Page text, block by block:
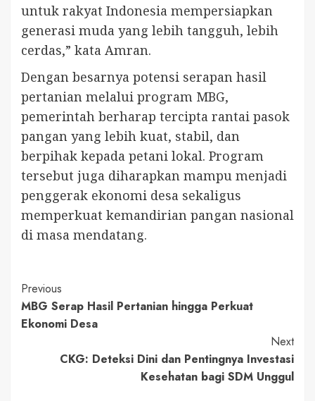
untuk rakyat Indonesia mempersiapkan
generasi muda yang lebih tangguh, lebih
cerdas,” kata Amran.
Dengan besarnya potensi serapan hasil
pertanian melalui program MBG,
pemerintah berharap tercipta rantai pasok
pangan yang lebih kuat, stabil, dan
berpihak kepada petani lokal. Program
tersebut juga diharapkan mampu menjadi
penggerak ekonomi desa sekaligus
memperkuat kemandirian pangan nasional
di masa mendatang.
Continue
Reading
Previous
MBG Serap Hasil Pertanian hingga Perkuat
Ekonomi Desa
Next
CKG: Deteksi Dini dan Pentingnya Investasi
Kesehatan bagi SDM Unggul